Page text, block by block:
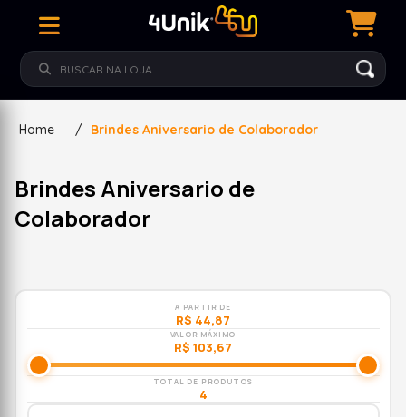
Home / Brindes Aniversario de Colaborador
Brindes Aniversario de
Colaborador
A PARTIR DE
R$ 44,87
VALOR MÁXIMO
R$ 103,67
TOTAL DE PRODUTOS
4